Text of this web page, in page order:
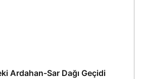
Ardahan-Sar Dağı Geçidi